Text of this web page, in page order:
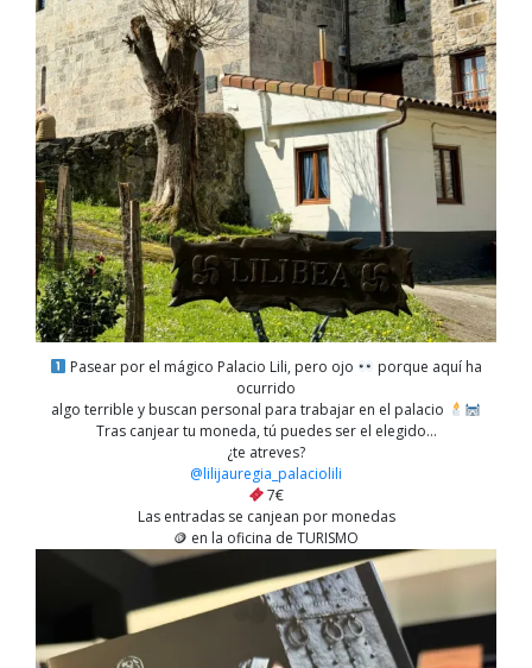
Pasear por el mágico Palacio Lili, pero ojo
porque aquí ha
ocurrido
algo terrible y buscan personal para trabajar en el palacio
Tras canjear tu moneda, tú puedes ser el elegido…
¿te atreves?
@lilijauregia_palaciolili
7€
Las entradas se canjean por monedas
🪙 en la oficina de TURISMO